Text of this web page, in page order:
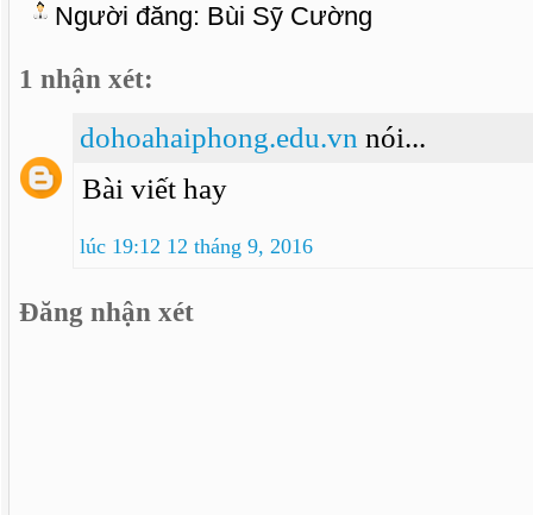
Người đăng: Bùi Sỹ Cường
1 nhận xét:
dohoahaiphong.edu.vn nói...
Bài viết hay
lúc 19:12 12 tháng 9, 2016
Đăng nhận xét